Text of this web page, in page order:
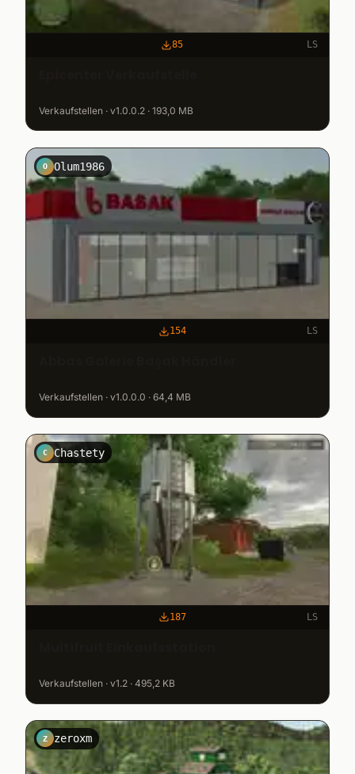
85 LS
Verkaufstellen · v1.0.0.2 · 193,0 MB
O Olum1986
154 LS
Verkaufstellen · v1.0.0.0 · 64,4 MB
C Chastety
187 LS
Verkaufstellen · v1.2 · 495,2 KB
Z zeroxm